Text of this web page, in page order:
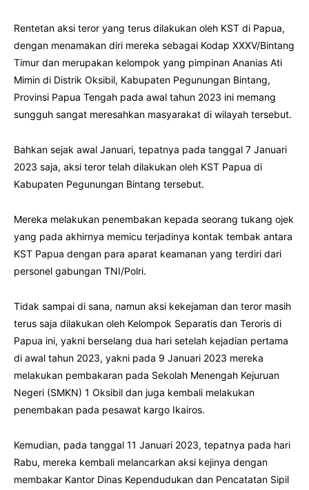
Rentetan aksi teror yang terus dilakukan oleh KST di Papua,
dengan menamakan diri mereka sebagai Kodap XXXV/Bintang
Timur dan merupakan kelompok yang pimpinan Ananias Ati
Mimin di Distrik Oksibil, Kabupaten Pegunungan Bintang,
Provinsi Papua Tengah pada awal tahun 2023 ini memang
sungguh sangat meresahkan masyarakat di wilayah tersebut.
Bahkan sejak awal Januari, tepatnya pada tanggal 7 Januari
2023 saja, aksi teror telah dilakukan oleh KST Papua di
Kabupaten Pegunungan Bintang tersebut.
Mereka melakukan penembakan kepada seorang tukang ojek
yang pada akhirnya memicu terjadinya kontak tembak antara
KST Papua dengan para aparat keamanan yang terdiri dari
personel gabungan TNI/Polri.
Tidak sampai di sana, namun aksi kekejaman dan teror masih
terus saja dilakukan oleh Kelompok Separatis dan Teroris di
Papua ini, yakni berselang dua hari setelah kejadian pertama
di awal tahun 2023, yakni pada 9 Januari 2023 mereka
melakukan pembakaran pada Sekolah Menengah Kejuruan
Negeri (SMKN) 1 Oksibil dan juga kembali melakukan
penembakan pada pesawat kargo Ikairos.
Kemudian, pada tanggal 11 Januari 2023, tepatnya pada hari
Rabu, mereka kembali melancarkan aksi kejinya dengan
membakar Kantor Dinas Kependudukan dan Pencatatan Sipil